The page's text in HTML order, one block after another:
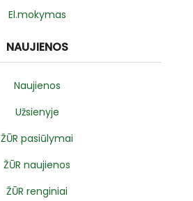
El.mokymas
NAUJIENOS
Naujienos
Užsienyje
ŽŪR pasiūlymai
ŽŪR naujienos
ŽŪR renginiai